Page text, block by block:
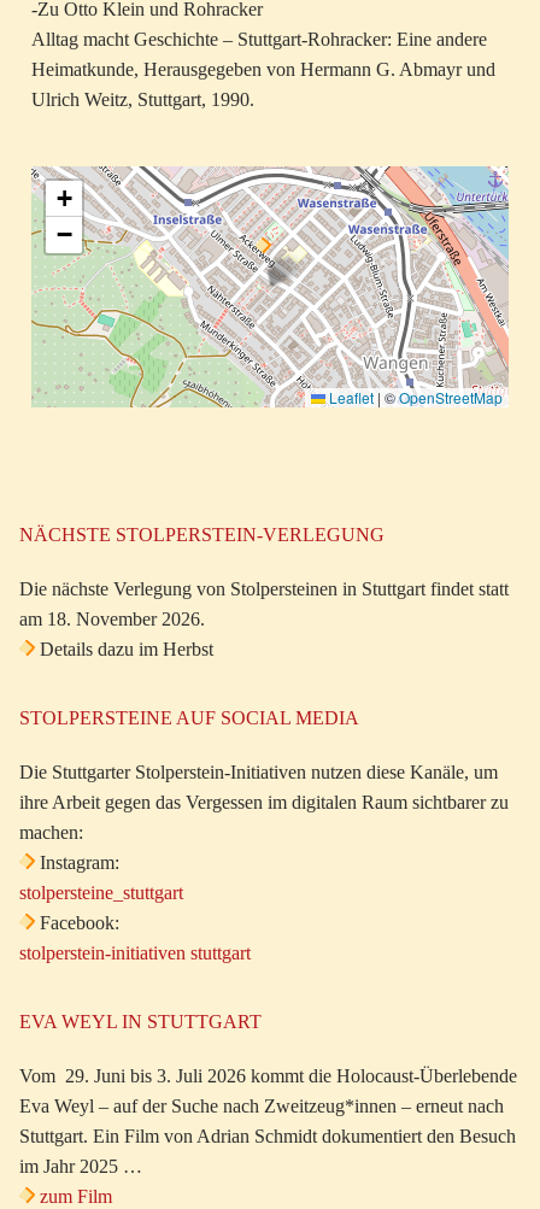
-Zu Otto Klein und Rohracker
Alltag macht Geschichte – Stuttgart-Rohracker: Eine andere
Heimatkunde, Herausgegeben von Hermann G. Abmayr und
Ulrich Weitz, Stuttgart, 1990.
+
−
Leaflet | ©OpenStreetMap
NÄCHSTE STOLPERSTEIN-VERLEGUNG
Die nächste Verlegung von Stolpersteinen in Stuttgart findet statt
am 18. November 2026.
Details dazu im Herbst
STOLPERSTEINE AUF SOCIAL MEDIA
Die Stuttgarter Stolperstein-Initiativen nutzen diese Kanäle, um
ihre Arbeit gegen das Vergessen im digitalen Raum sichtbarer zu
machen:
Instagram:
stolpersteine_stuttgart
Facebook:
stolperstein-initiativen stuttgart
EVA WEYL IN STUTTGART
Vom 29. Juni bis 3. Juli 2026 kommt die Holocaust-Überlebende
Eva Weyl – auf der Suche nach Zweitzeug*innen – erneut nach
Stuttgart. Ein Film von Adrian Schmidt dokumentiert den Besuch
im Jahr 2025 …
zum Film